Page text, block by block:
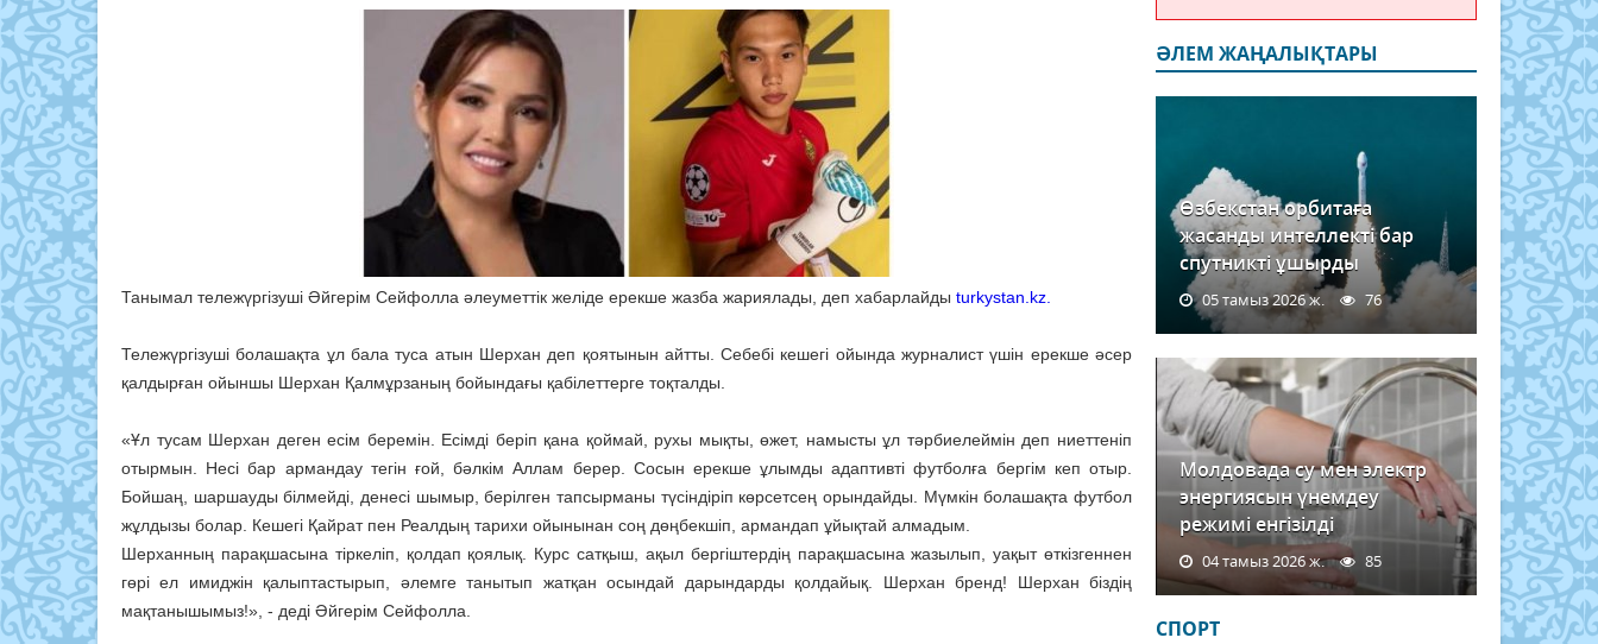
Танымал тележүргізуші Әйгерім Сейфолла әлеуметтік желіде ерекше жазба жариялады, деп хабарлайды turkystan.kz.
Тележүргізуші болашақта ұл бала туса атын Шерхан деп қоятынын айтты. Себебі кешегі ойында журналист үшін ерекше әсер
қалдырған ойыншы Шерхан Қалмұрзаның бойындағы қабілеттерге тоқталды.
«Ұл тусам Шерхан деген есім беремін. Есімді беріп қана қоймай, рухы мықты, өжет, намысты ұл тәрбиелеймін деп ниеттеніп
отырмын. Несі бар армандау тегін ғой, бәлкім Аллам берер. Сосын ерекше ұлымды адаптивті футболға бергім кеп отыр.
Бойшаң, шаршауды білмейді, денесі шымыр, берілген тапсырманы түсіндіріп көрсетсең орындайды. Мүмкін болашақта футбол
жұлдызы болар. Кешегі Қайрат пен Реалдың тарихи ойынынан соң дөңбекшіп, армандап ұйықтай алмадым.
Шерханның парақшасына тіркеліп, қолдап қоялық. Курс сатқыш, ақыл бергіштердің парақшасына жазылып, уақыт өткізгеннен
гөрі ел имиджін қалыптастырып, әлемге танытып жатқан осындай дарындарды қолдайық. Шерхан бренд! Шерхан біздің
мақтанышымыз!», - деді Әйгерім Сейфолла.
ӘЛЕМ ЖАҢАЛЫҚТАРЫ
Өзбекстан орбитаға
жасанды интеллекті бар
спутникті ұшырды
05 тамыз 2026 ж. 76
Молдовада су мен электр
энергиясын үнемдеу
режимі енгізілді
04 тамыз 2026 ж. 85
СПОРТ